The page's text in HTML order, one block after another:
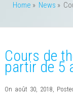
Home » News »
Cours de
partir de 5
On août 30, 2018,